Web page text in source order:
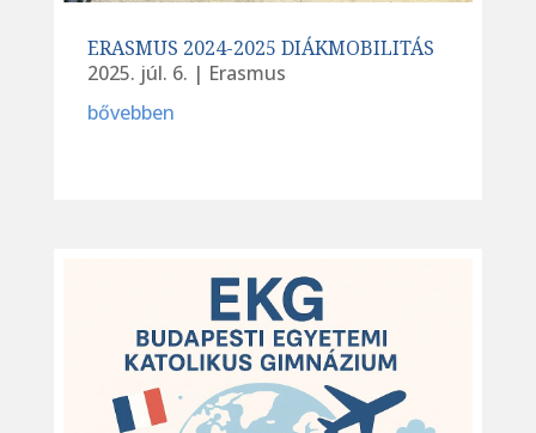
ERASMUS 2024-2025 DIÁKMOBILITÁS
2025. júl. 6. | Erasmus
bővebben